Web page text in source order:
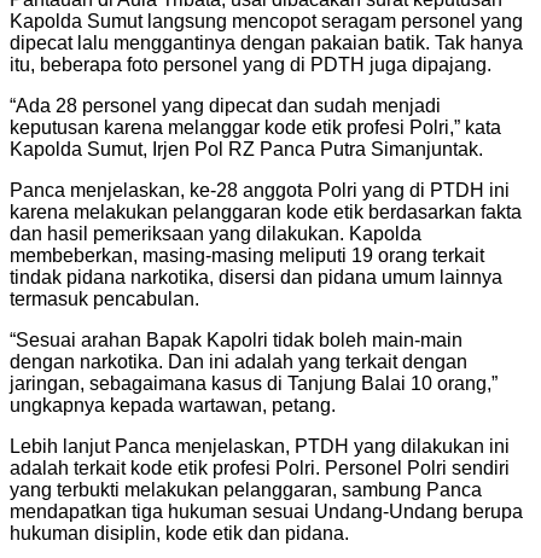
Kapolda Sumut langsung mencopot seragam personel yang
dipecat lalu menggantinya dengan pakaian batik. Tak hanya
itu, beberapa foto personel yang di PDTH juga dipajang.
“Ada 28 personel yang dipecat dan sudah menjadi
keputusan karena melanggar kode etik profesi Polri,” kata
Kapolda Sumut, Irjen Pol RZ Panca Putra Simanjuntak.
Panca menjelaskan, ke-28 anggota Polri yang di PTDH ini
karena melakukan pelanggaran kode etik berdasarkan fakta
dan hasil pemeriksaan yang dilakukan. Kapolda
membeberkan, masing-masing meliputi 19 orang terkait
tindak pidana narkotika, disersi dan pidana umum lainnya
termasuk pencabulan.
“Sesuai arahan Bapak Kapolri tidak boleh main-main
dengan narkotika. Dan ini adalah yang terkait dengan
jaringan, sebagaimana kasus di Tanjung Balai 10 orang,”
ungkapnya kepada wartawan, petang.
Lebih lanjut Panca menjelaskan, PTDH yang dilakukan ini
adalah terkait kode etik profesi Polri. Personel Polri sendiri
yang terbukti melakukan pelanggaran, sambung Panca
mendapatkan tiga hukuman sesuai Undang-Undang berupa
hukuman disiplin, kode etik dan pidana.